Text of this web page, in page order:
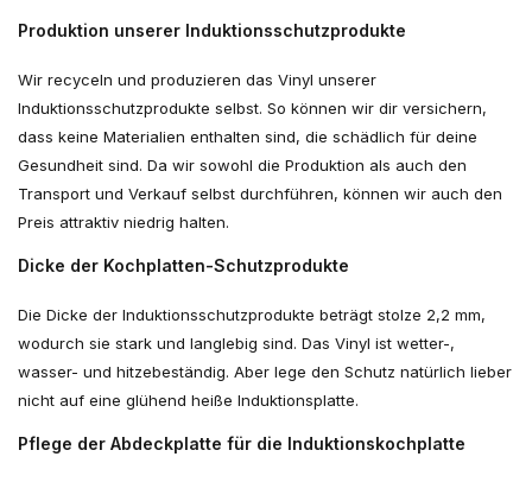
Produktion unserer Induktionsschutzprodukte
Wir recyceln und produzieren das Vinyl unserer
Induktionsschutzprodukte selbst. So können wir dir versichern,
dass keine Materialien enthalten sind, die schädlich für deine
Gesundheit sind. Da wir sowohl die Produktion als auch den
Transport und Verkauf selbst durchführen, können wir auch den
Preis attraktiv niedrig halten.
Dicke der Kochplatten-Schutzprodukte
Die Dicke der Induktionsschutzprodukte beträgt stolze 2,2 mm,
wodurch sie stark und langlebig sind. Das Vinyl ist wetter-,
wasser- und hitzebeständig. Aber lege den Schutz natürlich lieber
nicht auf eine glühend heiße Induktionsplatte.
Pflege der Abdeckplatte für die Induktionskochplatte